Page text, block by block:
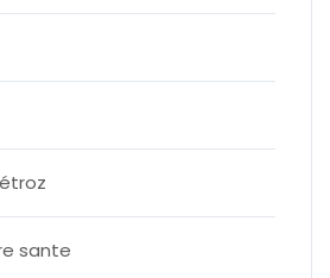
sante